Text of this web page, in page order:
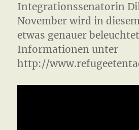
Integrationssenatorin
November wird in
etwas genauer
Informationen unter
http://